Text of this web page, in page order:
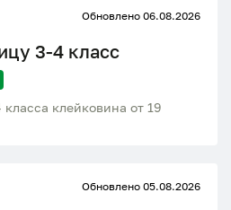
Обновлено 06.08.2026
3-4 класс
Закупаем пшеницу 3-4 класса клейковина от 19
Обновлено 05.08.2026